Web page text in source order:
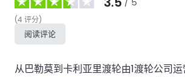
/ 5
(4 评分)
阅读评论
从巴勒莫到卡利亚里渡轮由1渡轮公司运